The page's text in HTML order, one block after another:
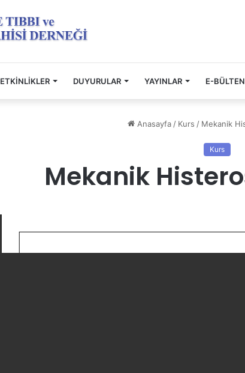
ETKINLIKLER DUYURULAR YAYINLAR E-BÜLTEN
Anasayfa / Kurs / Mekanik
Kurs
Mekanik